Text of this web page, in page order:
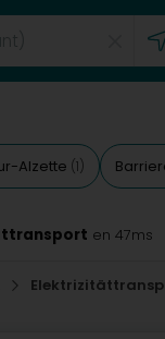
Alzette (1)
en 47ms